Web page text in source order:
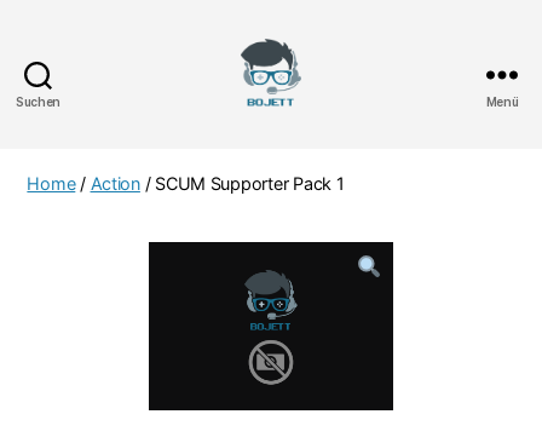
Suchen Menü
Home/ Action/ SCUM Supporter Pack 1